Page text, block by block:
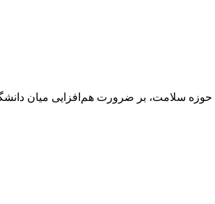
سلامت، بر ضرورت هم‌افزایی میان